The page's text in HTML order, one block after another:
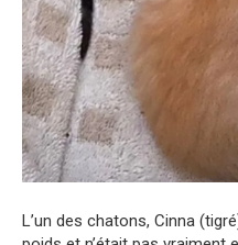
L’un des chatons, Cinna